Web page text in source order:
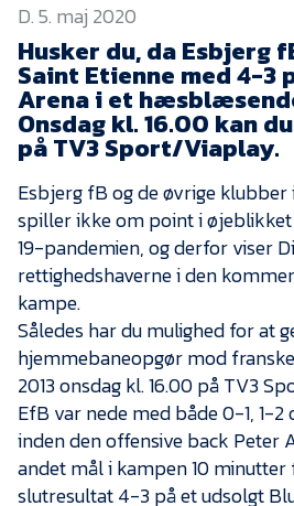
EfB Akademi
Sydvestjysk
Samarbejde
Partnere
Blue Water Arena
Kontakt
Job i EfB
Presse
D. 5. maj 2020
Husker du, da Esbjerg
Saint Etienne med 4-3
Arena i et
Onsdag kl. 16.00 kan
på TV3 Sport/Viaplay.
Esbjerg fB og de øvrige
spiller ikke om point i
19-pandemien, og derfor viser
rettighedshaverne i den
kampe.
Således har du mulighed for at
hjemmebaneopgør mod
2013 onsdag kl. 16.00 på TV3
EfB var nede med både 0-1, 1-2
inden den offensive back Peter
andet mål i kampen 10
slutresultat 4-3 på et udsolgt